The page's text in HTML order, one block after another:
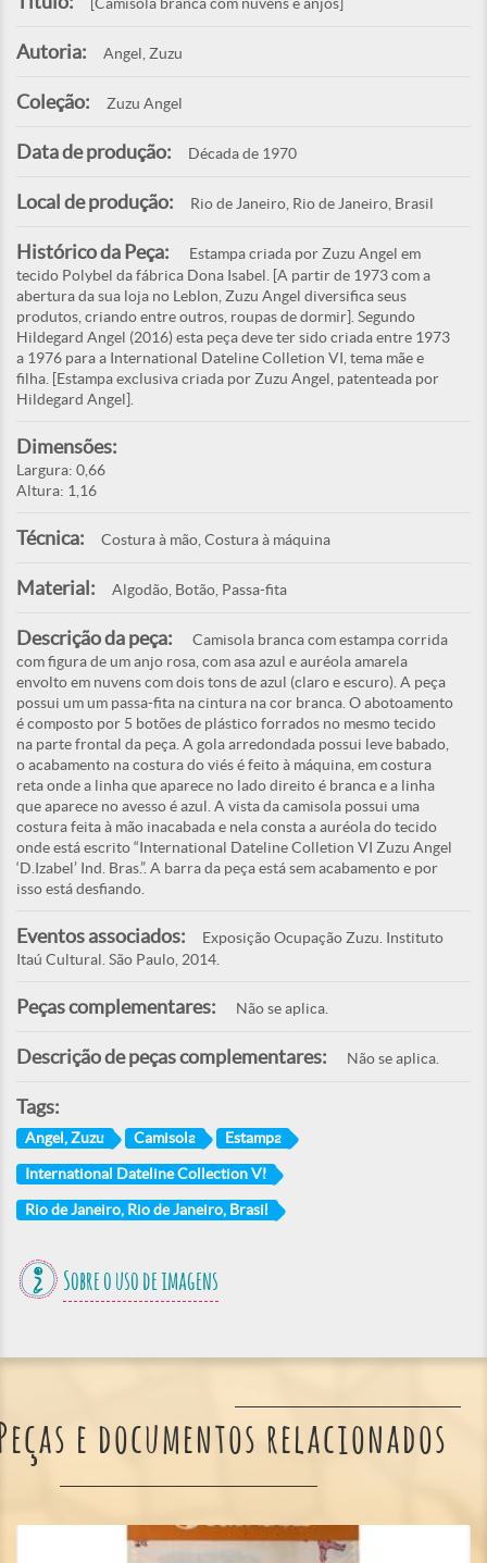
[Camisola branca com nuvens e anjos]
Autoria: Angel, Zuzu
Coleção: Zuzu Angel
Data de produção: Década de 1970
Local de produção: Rio de Janeiro, Rio de Janeiro, Brasil
Histórico da Peça:
Estampa criada por Zuzu Angel em
tecido Polybel da fábrica Dona Isabel. [A partir de 1973 com a
abertura da sua loja no Leblon, Zuzu Angel diversifica seus
produtos, criando entre outros, roupas de dormir]. Segundo
Hildegard Angel (2016) esta peça deve ter sido criada entre 1973
a 1976 para a International Dateline Colletion VI, tema mãe e
filha. [Estampa exclusiva criada por Zuzu Angel, patenteada por
Hildegard Angel].
Dimensões:
Largura: 0,66
Altura: 1,16
Técnica: Costura à mão, Costura à máquina
Material: Algodão, Botão, Passa-fita
Descrição da peça:
Camisola branca com estampa corrida
com figura de um anjo rosa, com asa azul e auréola amarela
envolto em nuvens com dois tons de azul (claro e escuro). A peça
possui um um passa-fita na cintura na cor branca. O abotoamento
é composto por 5 botões de plástico forrados no mesmo tecido
na parte frontal da peça. A gola arredondada possui leve babado,
o acabamento na costura do viés é feito à máquina, em costura
reta onde a linha que aparece no lado direito é branca e a linha
que aparece no avesso é azul. A vista da camisola possui uma
costura feita à mão inacabada e nela consta a auréola do tecido
onde está escrito “International Dateline Colletion VI Zuzu Angel
‘D.Izabel’ Ind. Bras.”. A barra da peça está sem acabamento e por
isso está desfiando.
Eventos associados:
Exposição Ocupação Zuzu. Instituto
Itaú Cultural. São Paulo, 2014.
Peças complementares: Não se aplica.
Descrição de peças complementares: Não se aplica.
Tags:
Angel, Zuzu Camisola Estampa
International Dateline Collection VI
Rio de Janeiro, Rio de Janeiro, Brasil
Sobre o uso de imagens
e documentos relacionados